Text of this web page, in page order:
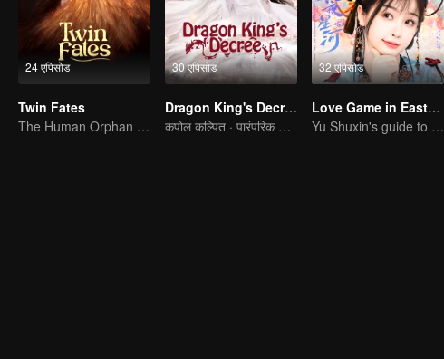
24 एपिसोड
Twin Fates
The Human Orphan Girl Offers Herself to Bond with the Divine Beast
30 एपिसोड
Dragon King's Decree
कपोल कल्पित · पारंपरिक पोशाक
32 एपिसोड
Love Game in Eastern Fantasy (English Ver.)
Yu Shuxin's guide to pursue Ding Yuxi